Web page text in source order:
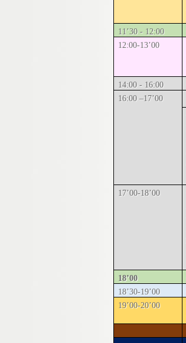
11’30 - 12:00
12:00-13’00
14:00 - 16:00
16:00 –17’00
17’00-18’00
18’00
18’30-19’00
19’00-20’00